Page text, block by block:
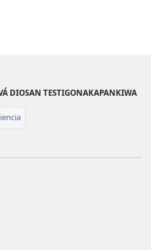
DIOSAN TESTIGONAKAPANKIWA